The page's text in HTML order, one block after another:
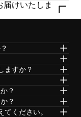
けいたしま
ますか？
？
？
てください。